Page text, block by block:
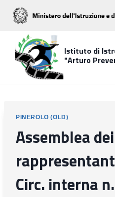
Salta
contenuto
Istituto di
"Arturo
PINEROLO (OLD)
Assemblea dei
Circ. interna